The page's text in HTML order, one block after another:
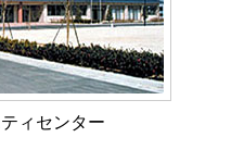
ィセンター